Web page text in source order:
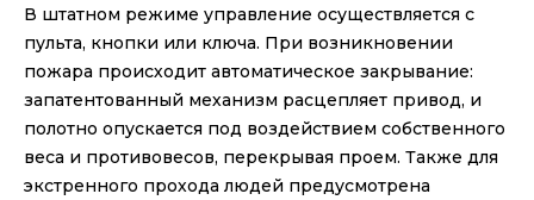
В штатном режиме управление осуществляется с
пульта, кнопки или ключа. При возникновении
пожара происходит автоматическое закрывание:
запатентованный механизм расцепляет привод, и
полотно опускается под воздействием собственного
веса и противовесов, перекрывая проем. Также для
экстренного прохода людей предусмотрена